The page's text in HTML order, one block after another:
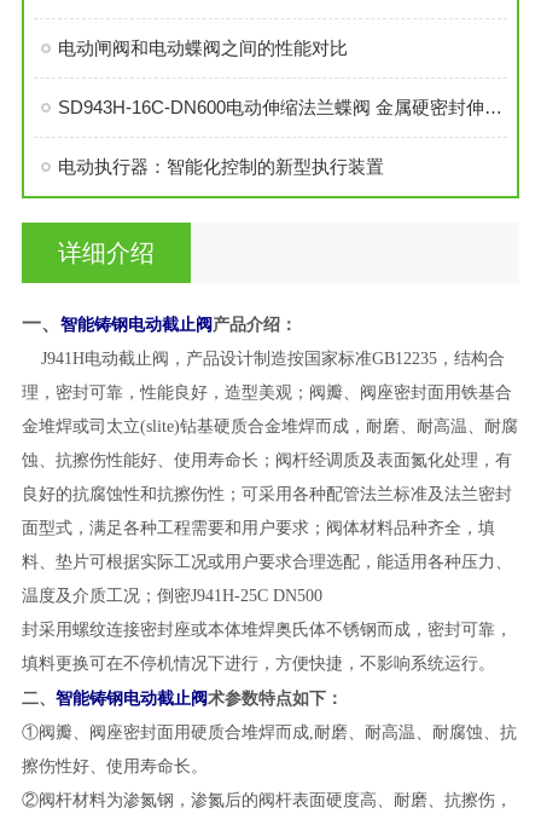
电动闸阀和电动蝶阀之间的性能对比
SD943H-16C-DN600电动伸缩法兰蝶阀 金属硬密封伸缩蝶阀
电动执行器：智能化控制的新型执行装置
详细介绍
一、 智能铸钢电动截止阀产品介绍：
J941H电动截止阀 ，产品设计制造按国家标准GB12235，结构合
理，密封可靠，性能良好，造型美观；阀瓣、阀座密封面用铁基合
金堆焊或司太立(slite)钻基硬质合金堆焊而成，耐磨、耐高温、耐腐
蚀、抗擦伤性能好、使用寿命长；阀杆经调质及表面氮化处理，有
良好的抗腐蚀性和抗擦伤性；可采用各种配管法兰标准及法兰密封
面型式，满足各种工程需要和用户要求；阀体材料品种齐全，填
料、垫片可根据实际工况或用户要求合理选配，能适用各种压力、
温度及介质工况；倒密J941H-25C DN500
封采用螺纹连接密封座或本体堆焊奥氏体不锈钢而成，密封可靠，
填料更换可在不停机情况下进行，方便快捷，不影响系统运行。
二、 智能铸钢电动截止阀术参数特点如下：
①阀瓣、阀座密封面用硬质合堆焊而成,耐磨、耐高温、耐腐蚀、抗
擦伤性好、使用寿命长。
②阀杆材料为渗氮钢，渗氮后的阀杆表面硬度高、耐磨、抗擦伤，